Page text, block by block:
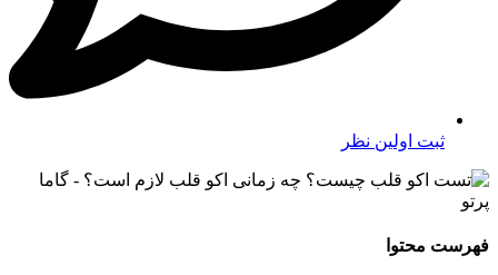
ثبت اولین نظر
فهرست محتوا